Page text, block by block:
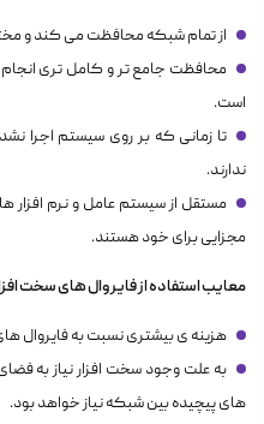
از تمام شبکه محافظت می کند و
محافظت جامع تر و کامل تری انجام
است.
تا زمانی که بر روی سیستم اجرا
ندارند.
مستقل از سیستم عامل و نرم
مجزایی برای خود هستند.
معایب استفاده از فایروال های سخت
هزینه ی بیشتری نسبت به فایروال های
به علت وجود سخت افزار نیاز به
های پیچیده بین شبکه نیاز خواهد بود.